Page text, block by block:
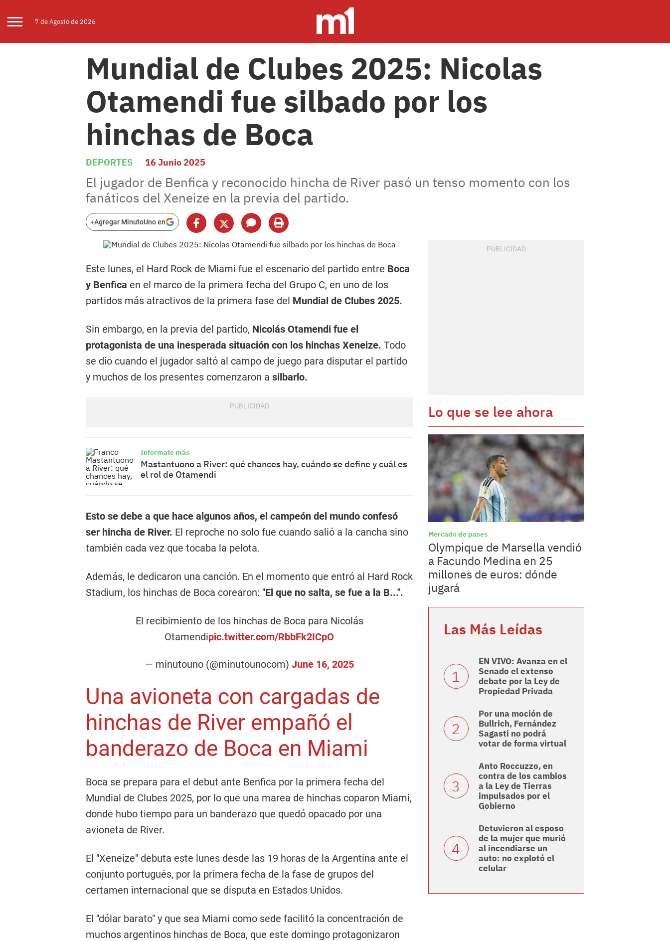
7 deAgostode 2026
Mundial de Clubes 2025: Nicolas
Otamendi fue silbado por los
hinchas de Boca
DEPORTES 16 Junio 2025
El jugador de Benfica y reconocido hincha de River pasó un tenso momento con los
fanáticos del Xeneize en la previa del partido.
+Agregar MinutoUno en
Este lunes, el Hard Rock de Miami fue el escenario del partido entre Boca
y Benfica en el marco de la primera fecha del Grupo C, en uno de los
partidos más atractivos de la primera fase del Mundial de Clubes 2025.
Sin embargo, en la previa del partido, Nicolás Otamendi fue el
protagonista de una inesperada situación con los hinchas Xeneize. Todo
se dio cuando el jugador saltó al campo de juego para disputar el partido
y muchos de los presentes comenzaron a silbarlo.
Informate más
Mastantuono a River: qué chances hay, cuándo se define y cuál es
el rol de Otamendi
Esto se debe a que hace algunos años, el campeón del mundo confesó
ser hincha de River. El reproche no solo fue cuando salió a la cancha sino
también cada vez que tocaba la pelota.
Además, le dedicaron una canción. En el momento que entró al Hard Rock
Stadium, los hinchas de Boca corearon: "El que no salta, se fue a la B...".
El recibimiento de los hinchas de Boca para Nicolás
Otamendipic.twitter.com/RbbFk2ICpO
— minutouno (@minutounocom) June 16, 2025
Una avioneta con cargadas de
hinchas de River empañó el
banderazo de Boca en Miami
Boca se prepara para el debut ante Benfica por la primera fecha del
Mundial de Clubes 2025, por lo que una marea de hinchas coparon Miami,
donde hubo tiempo para un banderazo que quedó opacado por una
avioneta de River.
El "Xeneize" debuta este lunes desde las 19 horas de la Argentina ante el
conjunto portugués, por la primera fecha de la fase de grupos del
certamen internacional que se disputa en Estados Unidos.
El "dólar barato" y que sea Miami como sede facilitó la concentración de
muchos argentinos hinchas de Boca, que este domingo protagonizaron
Lo que se lee ahora
Mercado de pases
Olympique de Marsella vendió
a Facundo Medina en 25
millones de euros: dónde
jugará
Las Más Leídas
EN VIVO: Avanza en el
Senado el extenso
debate por la Ley de
Propiedad Privada
Por una moción de
Bullrich, Fernández
Sagasti no podrá
votar de forma virtual
Anto Roccuzzo, en
contra de los cambios
a la Ley de Tierras
impulsados por el
Gobierno
Detuvieron al esposo
de la mujer que murió
al incendiarse un
auto: no explotó el
celular